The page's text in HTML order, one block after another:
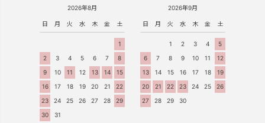
2026年8月
日 月 火 水 木 金 土
1
2
3 4 5 6 7
8
9
10 11 12 13 14
15
16
17 18 19 20 21
22
23
24 25 26 27 28
29
30
31
2026年9月
日 月 火 水 木 金 土
1 2 3 4
5
6
7 8 9 10 11
12
13
14 15 16 17 18
19
20
21 22 23 24 25
26
27
28 29 30